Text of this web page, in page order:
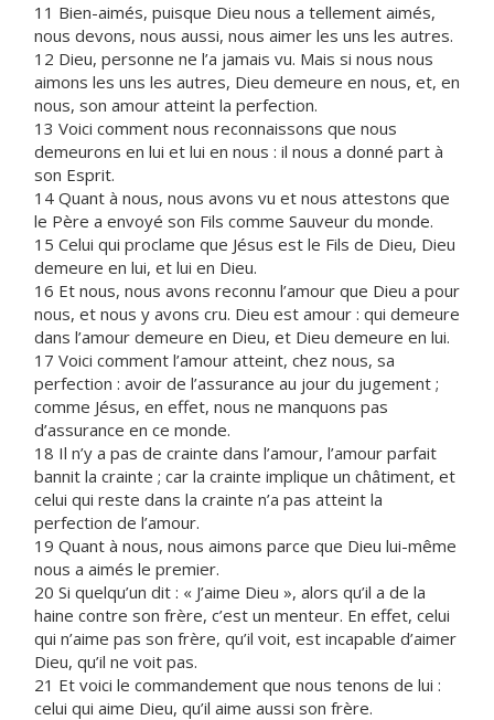
11 Bien-aimés, puisque Dieu nous a tellement aimés,
nous devons, nous aussi, nous aimer les uns les autres.
12 Dieu, personne ne l’a jamais vu. Mais si nous nous
aimons les uns les autres, Dieu demeure en nous, et, en
nous, son amour atteint la perfection.
13 Voici comment nous reconnaissons que nous
demeurons en lui et lui en nous : il nous a donné part à
son Esprit.
14 Quant à nous, nous avons vu et nous attestons que
le Père a envoyé son Fils comme Sauveur du monde.
15 Celui qui proclame que Jésus est le Fils de Dieu, Dieu
demeure en lui, et lui en Dieu.
16 Et nous, nous avons reconnu l’amour que Dieu a pour
nous, et nous y avons cru. Dieu est amour : qui demeure
dans l’amour demeure en Dieu, et Dieu demeure en lui.
17 Voici comment l’amour atteint, chez nous, sa
perfection : avoir de l’assurance au jour du jugement ;
comme Jésus, en effet, nous ne manquons pas
d’assurance en ce monde.
18 Il n’y a pas de crainte dans l’amour, l’amour parfait
bannit la crainte ; car la crainte implique un châtiment, et
celui qui reste dans la crainte n’a pas atteint la
perfection de l’amour.
19 Quant à nous, nous aimons parce que Dieu lui-même
nous a aimés le premier.
20 Si quelqu’un dit : « J’aime Dieu », alors qu’il a de la
haine contre son frère, c’est un menteur. En effet, celui
qui n’aime pas son frère, qu’il voit, est incapable d’aimer
Dieu, qu’il ne voit pas.
21 Et voici le commandement que nous tenons de lui :
celui qui aime Dieu, qu’il aime aussi son frère.